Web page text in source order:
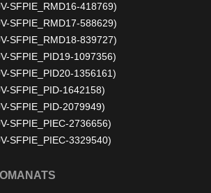
SFPIE_RMD16-418769)
SFPIE_RMD17-588629)
SFPIE_RMD18-839727)
SFPIE_PID19-1097356)
SFPIE_PID20-1356161)
SFPIE_PID-1642158)
SFPIE_PID-2079949)
SFPIE_PIEC-2736656)
SFPIE_PIEC-3329540)